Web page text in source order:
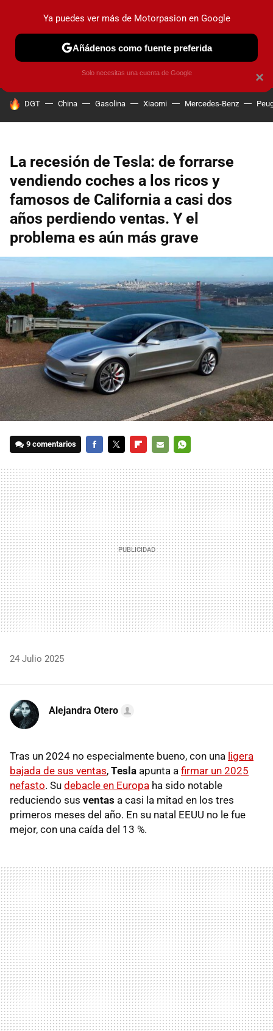
PRUEBAS COCHES ELÉCTRICOS OBSERVATORIO
HOY SE HABLA DE
DGT China Gasolina Xiaomi Mercedes-Benz
La recesión de Tesla: de forrarse
vendiendo coches a los ricos y
famosos de California a casi dos
años perdiendo ventas. Y el
problema es aún más grave
9 comentarios
MAIL
24 Julio 2025
Alejandra Otero
Tras un 2024 no especialmente bueno, con una ligera
bajada de sus ventas, Tesla apunta a firmar un 2025
nefasto. Su debacle en Europa ha sido notable
reduciendo sus ventas a casi la mitad en los tres
primeros meses del año. En su natal EEUU no le fue
mejor, con una caída del 13 %.
×
Ya puedes ver más de Motorpasion en Google
Añádenos como fuente preferida
Solo necesitas una cuenta de Google